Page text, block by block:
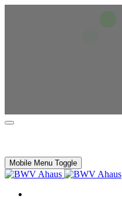
Mobile Menu Toggle